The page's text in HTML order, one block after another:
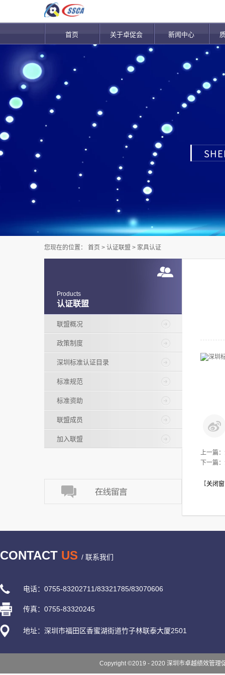
首页 关于卓促会 新闻中心
认证联盟
Products
联盟概况
政策制度
深圳标准认证目录
标准规范
标准资助
联盟成员
加入联盟
您现在的位置： 首页 > 认证联盟 > 家具认证
上一篇：
下一篇：
【关闭
CONTACT US / 联系我们
电话：0755-83202711/83321785/83070606
传真：0755-83320245
地址：深圳市福田区香蜜湖街道竹子林联泰大厦2501
Copyright ©2019 - 2020 深圳市卓越绩效管理